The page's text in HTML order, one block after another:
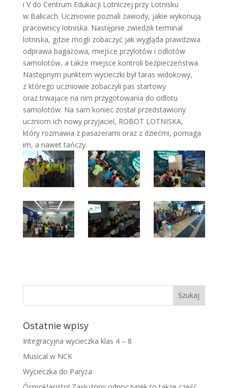
i V do Centrum Edukacji Lotniczej przy Lotnisku
w Balicach. Uczniowie poznali zawody, jakie wykonują
pracownicy lotniska. Następnie zwiedzili terminal
lotniska, gdzie mogli zobaczyć jak wygląda prawdziwa
odprawa bagażowa, miejsce przylotów i odlotów
samolotów, a także miejsce kontroli bezpieczeństwa.
Następnym punktem wycieczki był taras widokowy,
z którego uczniowie zobaczyli pas startowy
oraz trwające na nim przygotowania do odlotu
samolotów. Na sam koniec został przedstawiony
uczniom ich nowy przyjaciel, ROBOT LOTNISKA,
który rozmawia z pasażerami oraz z dziećmi, pomaga
im, a nawet tańczy.
Ostatnie wpisy
Integracyjna wycieczka klas 4 – 8
Musical w NCK
Wycieczka do Paryża